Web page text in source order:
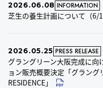
2026.06.08 INFORMATION
芝生の養生計画について（
2026.05.25 PRESS RELEASE
グラングリーン大阪完成に向
ョン販売概要決定「グラング
RESIDENCE」